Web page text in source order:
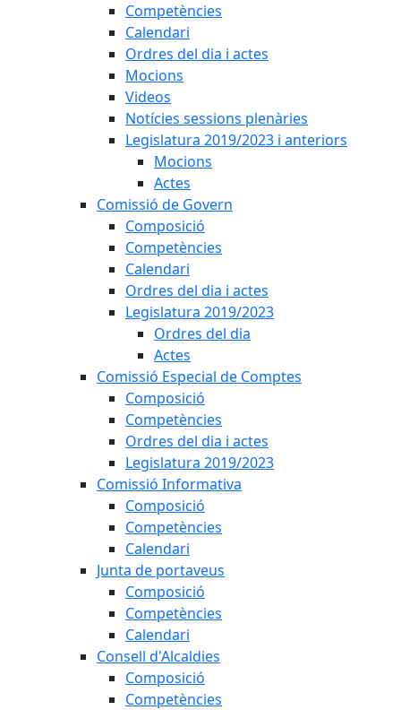
Competències
Calendari
Ordres del dia i actes
Mocions
Videos
Notícies sessions plenàries
Legislatura 2019/2023 i anteriors
Mocions
Actes
Comissió de Govern
Composició
Competències
Calendari
Ordres del dia i actes
Legislatura 2019/2023
Ordres del dia
Actes
Comissió Especial de Comptes
Composició
Competències
Ordres del dia i actes
Legislatura 2019/2023
Comissió Informativa
Composició
Competències
Calendari
Junta de portaveus
Composició
Competències
Calendari
Consell d'Alcaldies
Composició
Competències